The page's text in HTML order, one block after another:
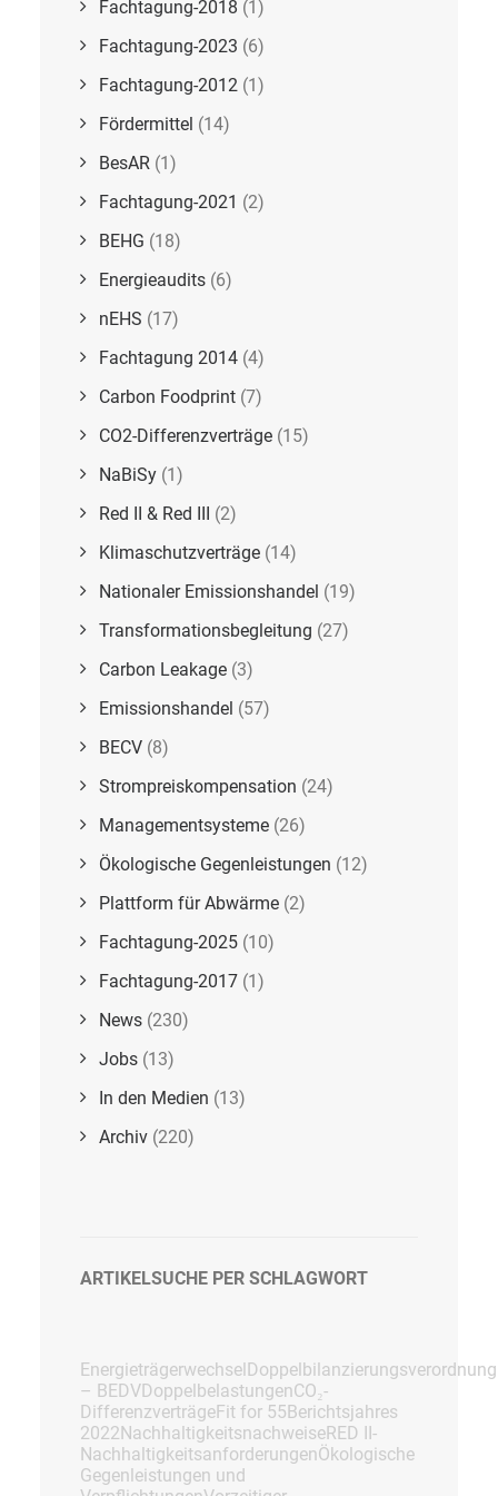
Fachtagung-2018 (1)
Fachtagung-2023 (6)
Fachtagung-2012 (1)
Fördermittel (14)
BesAR (1)
Fachtagung-2021 (2)
BEHG (18)
Energieaudits (6)
nEHS (17)
Fachtagung 2014 (4)
Carbon Foodprint (7)
CO2-Differenzverträge (15)
NaBiSy (1)
Red II & Red III (2)
Klimaschutzverträge (14)
Nationaler Emissionshandel (19)
Transformationsbegleitung (27)
Carbon Leakage (3)
Emissionshandel (57)
BECV (8)
Strompreiskompensation (24)
Managementsysteme (26)
Ökologische Gegenleistungen (12)
Plattform für Abwärme (2)
Fachtagung-2025 (10)
Fachtagung-2017 (1)
News (230)
Jobs (13)
In den Medien (13)
Archiv (220)
ARTIKELSUCHE PER SCHLAGWORT
EnergieträgerwechselDoppelbilanzierungsverordnung
– BEDVDoppelbelastungenCO₂-
DifferenzverträgeFit for 55Berichtsjahres
2022NachhaltigkeitsnachweiseRED II-
NachhaltigkeitsanforderungenÖkologische
Gegenleistungen und